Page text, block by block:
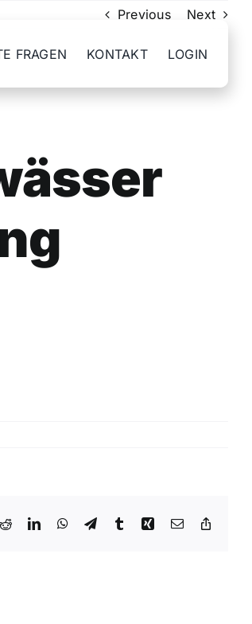
FRAGEN KONTAKT LOGIN
Previous Next
RedditLinkedInWhatsApp
TelegramTumblrXing Email